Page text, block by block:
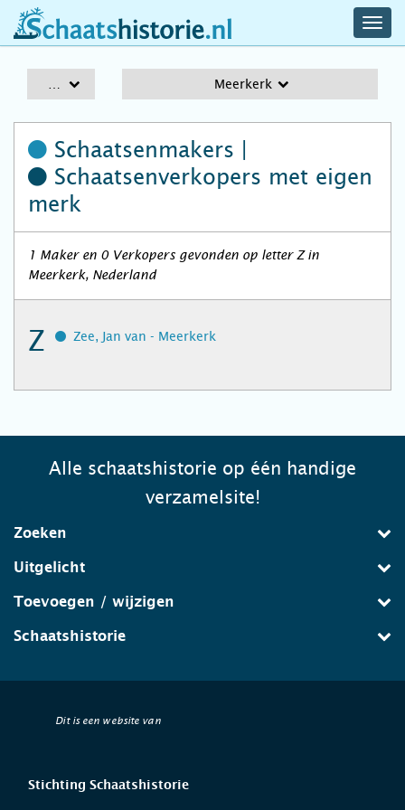
schaatshistorie.nl
Meerkerk
Schaatsenmakers |
Schaatsenverkopers met eigen
merk
1 Maker en 0 Verkopers gevonden op letter Z in
Meerkerk, Nederland
Z Zee, Jan van - Meerkerk
Alle schaatshistorie op één handige
verzamelsite!
Zoeken
Uitgelicht
Toevoegen / wijzigen
Schaatshistorie
Dit is een website van
Stichting Schaatshistorie